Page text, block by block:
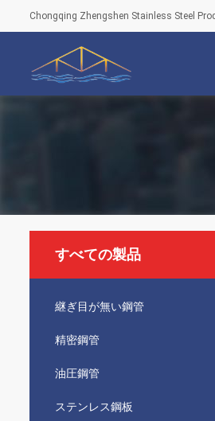
Chongqing Zhengshen Stainless Steel
すべての製品
継ぎ目が無い鋼管
精密鋼管
油圧鋼管
ステンレス鋼板